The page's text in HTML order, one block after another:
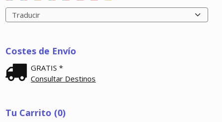
Costes de Envío
GRATIS *
Consultar Destinos
Tu Carrito (0)